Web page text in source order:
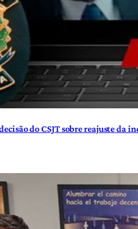
do CSJT sobre reajuste da